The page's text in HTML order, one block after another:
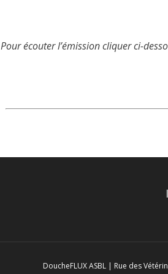
Pour écouter l’émission cliquer ci-
DoucheFLUX ASBL | Rue des